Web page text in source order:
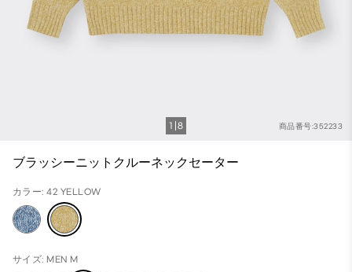
商品番号:352233
1 8
ブラッシーニットクルーネックセーター
カラー: 42 YELLOW
サイズ: MEN M